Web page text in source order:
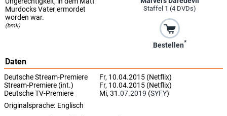
Staffel 1 (4 DVDs)
Bestellen*
Murdocks Vater ermordet
worden war.
(bmk)
Daten
Deutsche Stream-Premiere
Fr, 10.04.2015 (Netflix)
Stream-Premiere (int.)
Fr, 10.04.2015 (Netflix)
Deutsche TV-Premiere
Mi, 31.07.2019 (SYFY)
Originalsprache: Englisch